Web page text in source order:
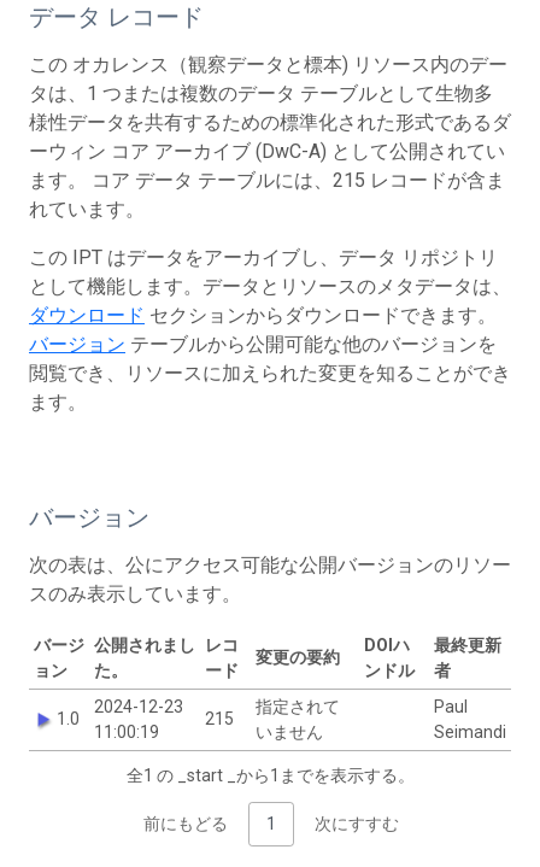
データ レコード
この オカレンス（観察データと標本) リソース内のデー
タは、1 つまたは複数のデータ テーブルとして生物多
様性データを共有するための標準化された形式であるダ
ーウィン コア アーカイブ (DwC-A) として公開されてい
ます。 コア データ テーブルには、215 レコードが含ま
れています。
この IPT はデータをアーカイブし、データ リポジトリ
として機能します。データとリソースのメタデータは、
ダウンロード セクションからダウンロードできます。
バージョン テーブルから公開可能な他のバージョンを
閲覧でき、リソースに加えられた変更を知ることができ
ます。
バージョン
次の表は、公にアクセス可能な公開バージョンのリソー
スのみ表示しています。
バージ
ョン
公開されまし
た。
レコ
ード
変更の要約
DOIハ
ンドル
最終更新
者
1.0
2024-12-23
11:00:19
215
指定されて
いません
Paul
Seimandi
全1 の _start _から1までを表示する。
前にもどる 1 次にすすむ